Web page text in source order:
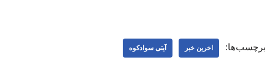
برچسب‌ها: اخرین خبر آیتی سوادکوه